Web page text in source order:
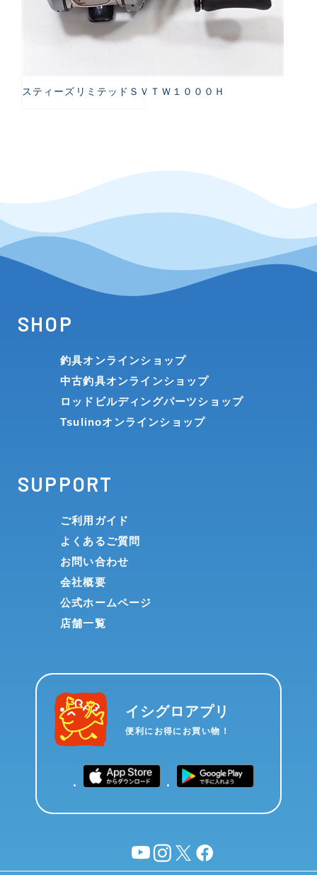
スティーズリミテッドＳＶＴＷ１０００Ｈ
SHOP
釣具オンラインショップ
中古釣具オンラインショップ
ロッドビルディングパーツショップ
Tsulinoオンラインショップ
SUPPORT
ご利用ガイド
よくあるご質問
お問い合わせ
会社概要
公式ホームページ
店舗一覧
イシグロアプリ
便利にお得にお買い物！
YouTubeinstagram
X facebook